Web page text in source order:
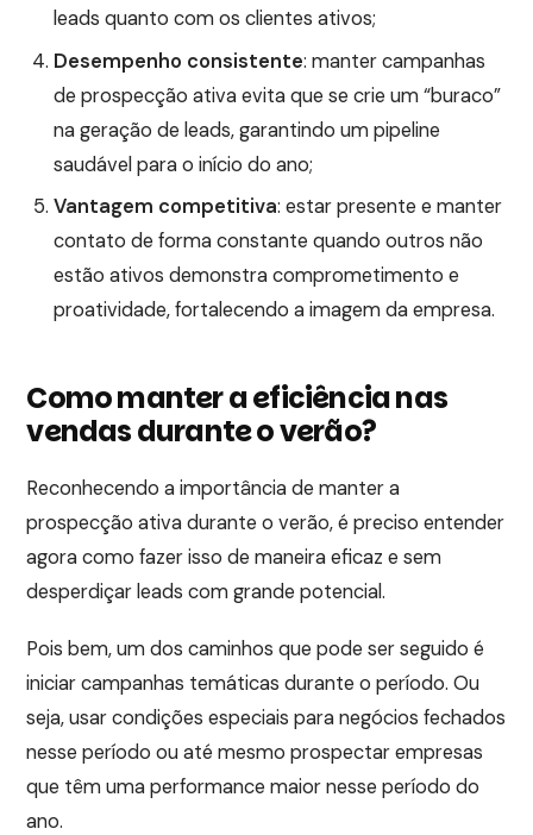
leads quanto com os clientes ativos;
Desempenho consistente: manter campanhas
de prospecção ativa evita que se crie um “buraco”
na geração de leads, garantindo um pipeline
saudável para o início do ano;
Vantagem competitiva: estar presente e manter
contato de forma constante quando outros não
estão ativos demonstra comprometimento e
proatividade, fortalecendo a imagem da empresa.
Como manter a eficiência nas
vendas durante o verão?
Reconhecendo a importância de manter a
prospecção ativa durante o verão, é preciso entender
agora como fazer isso de maneira eficaz e sem
desperdiçar leads com grande potencial.
Pois bem, um dos caminhos que pode ser seguido é
iniciar campanhas temáticas durante o período. Ou
seja, usar condições especiais para negócios fechados
nesse período ou até mesmo prospectar empresas
que têm uma performance maior nesse período do
ano.